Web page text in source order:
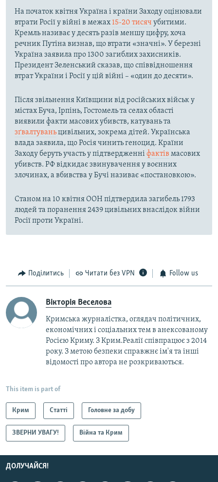
На початок квітня Україна і країни Заходу оцінювали
втрати Росії у війні в межах 15-20 тисяч убитими.
Кремль називає у десять разів меншу цифру, хоча
речник Путіна визнав, що втрати «значні». У березні
Україна заявила про 1300 загиблих захисників.
Президент Зеленський сказав, що співвідношення
втрат України і Росії у цій війні – «один до десяти».
Після звільнення Київщини від російських військ у
містах Буча, Ірпінь, Гостомель та селах області
виявили факти масових убивств, катувань та
зґвалтуваньцивільних, зокрема дітей. Українська
влада заявила, що Росія чинить геноцид. Країни
Заходу беруть участь у підтвердженні фактів масових
убивств. РФ відкидає звинувачення у воєнних
злочинах, а вбивства у Бучі називає «постановкою».
Станом на 10 квітня ООН підтвердила загибель 1793
людей та поранення 2439 цивільних внаслідок війни
Росії проти Україні.
Поділитись Читати без VPN Follow us
Вікторія Веселова
Кримська журналістка, оглядач політичних,
економічних і соціальних тем в анексованому
Росією Криму. З Крим.Реалії співпрацює з 2014
року. З метою безпеки справжнє ім'я та інші
відомості про автора не розкриваються.
This item is part of
Крим Статті Головне за добу
ЗВЕРНИ УВАГУ! Війна та Крим
ДОЛУЧАЙСЯ!